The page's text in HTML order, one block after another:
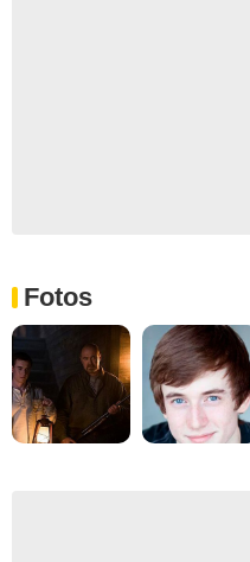
Fotos